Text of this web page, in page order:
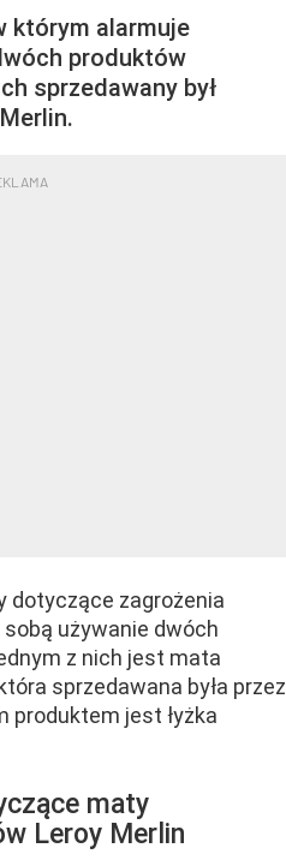
którym alarmuje
produktów
sprzedawany był
dotyczące zagrożenia
używanie dwóch
z nich jest mata
sprzedawana była przez
produktem jest łyżka
maty
Leroy Merlin